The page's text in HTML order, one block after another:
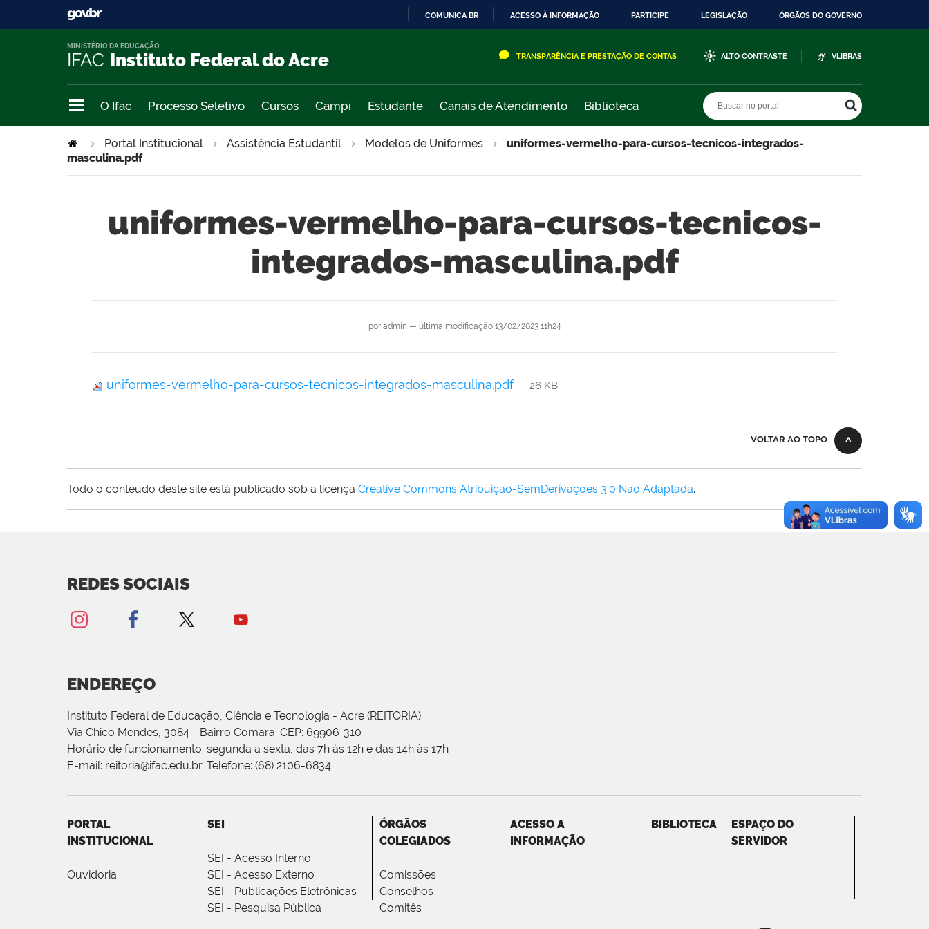
COMUNICA BR ACESSO À INFORMAÇÃO PARTICIPE LEGISLAÇÃO ÓRGÃOS DO GOVERNO
IFAC Instituto Federal do Acre
MINISTÉRIO DA EDUCAÇÃO
TRANSPARÊNCIA E PRESTAÇÃO DE CONTAS ALTO CONTRASTE VLIBRAS
O Ifac Processo Seletivo Cursos Campi Estudante Canais de Atendimento Biblioteca
Portal Institucional Assistência Estudantil Modelos de Uniformes
uniformes-vermelho-para-cursos-tecnicos-integrados-
masculina.pdf
uniformes-vermelho-para-cursos-tecnicos-
integrados-masculina.pdf
por admin— última modificação13/02/2023 11h24
uniformes-vermelho-para-cursos-tecnicos-integrados-masculina.pdf — 26 KB
VOLTAR AO TOPO
Todo o conteúdo deste site está publicado sob a licença Creative Commons Atribuição-SemDerivações 3.0 Não Adaptada.
REDES SOCIAIS
ENDEREÇO
Instituto Federal de Educação, Ciência e Tecnologia - Acre (REITORIA)
Via Chico Mendes, 3084 - Bairro Comara. CEP: 69906-310
Horário de funcionamento: segunda a sexta, das 7h às 12h e das 14h às 17h
E-mail: reitoria@ifac.edu.br. Telefone: (68) 2106-6834
PORTAL
INSTITUCIONAL
Ouvidoria
SEI
SEI - Acesso Interno
SEI - Acesso Externo
SEI - Publicações Eletrônicas
SEI - Pesquisa Pública
ÓRGÃOS
COLEGIADOS
Comissões
Conselhos
Comitês
ACESSO A
INFORMAÇÃO
BIBLIOTECA
ESPAÇO DO
SERVIDOR